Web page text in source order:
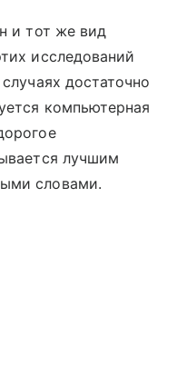
и тот же вид
исследований
достаточно
компьютерная
лучшим
словами.